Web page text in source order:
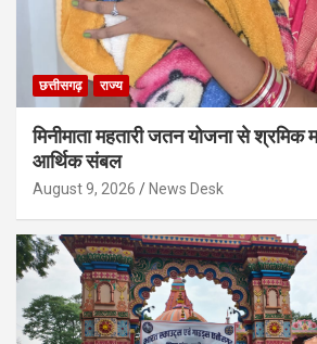
छत्तीसगढ़ राज्य
मिनीमाता महतारी जतन योजना से श्रमिक
आर्थिक संबल
August 9, 2026 News Desk